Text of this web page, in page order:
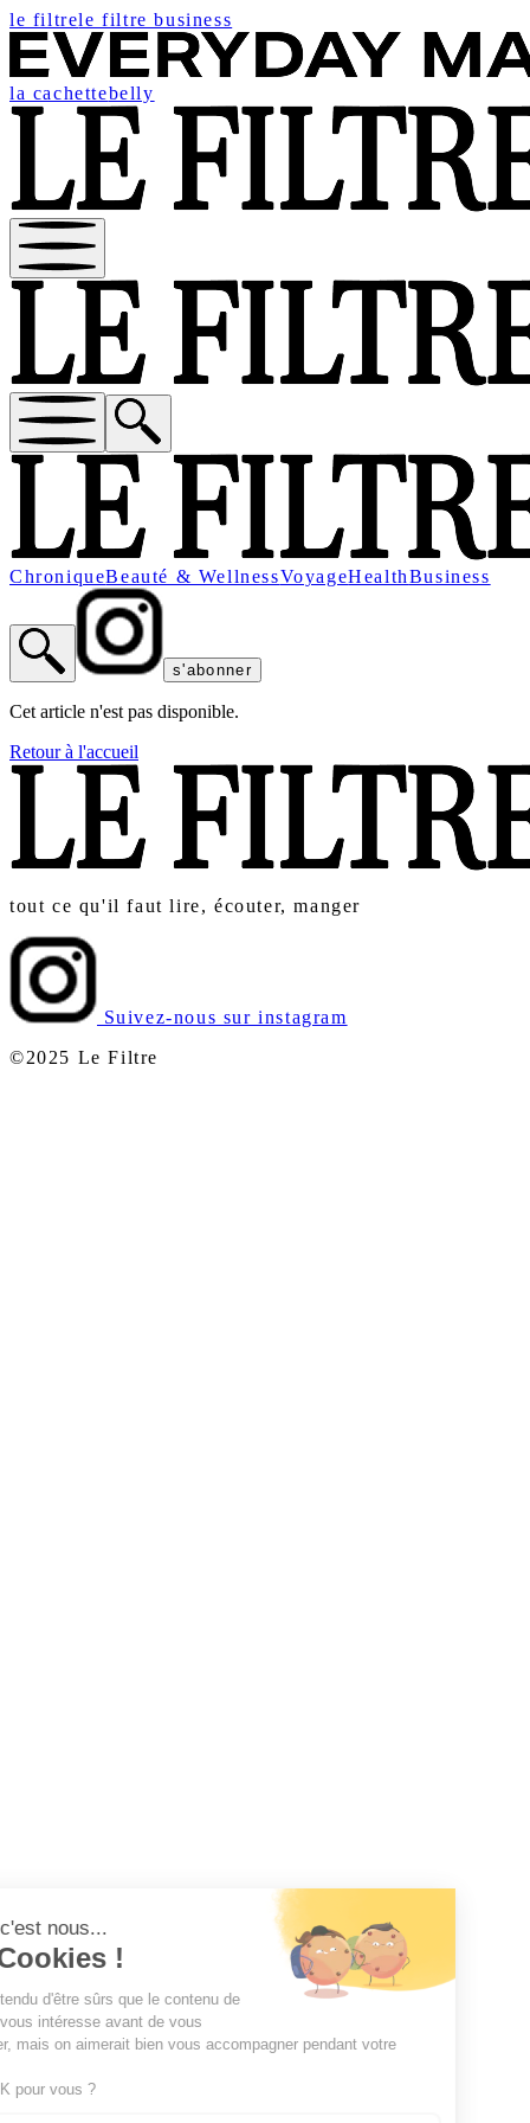
le filtrele filtre business
la cachettebelly
ChroniqueBeauté & WellnessVoyageHealthBusiness
s'abonner
Cet article n'est pas disponible.
Retour à l'accueil
tout ce qu'il faut lire, écouter, manger
Suivez-nous sur instagram
©2025 Le Filtre